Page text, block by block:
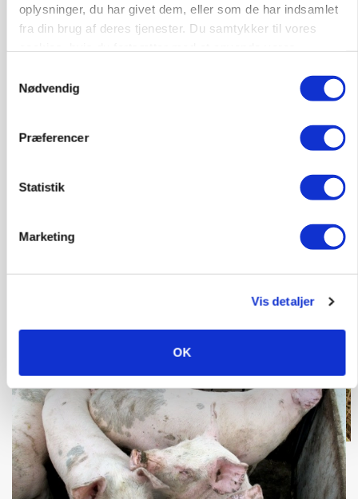
oplysninger, du har givet dem, eller som de har indsamlet
fra din brug af deres tjenester. Du samtykker til vores
Nødvendig
Præferencer
Statistik
Marketing
Vis detaljer
OK
MASKINER
Forserie til selvkørende skårlægger afprøves i år
Markvandring sætter fokus på elefantgræs
Loading...